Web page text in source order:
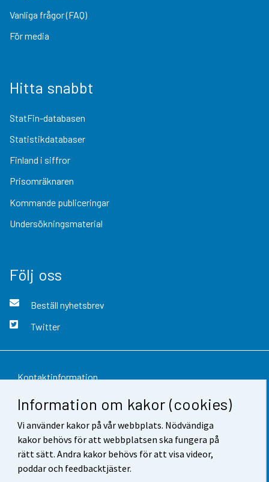
Information om kakor (cookies)
Vi använder kakor på vår webbplats. Nödvändiga
kakor behövs för att webbplatsen ska fungera på
rätt sätt. Andra kakor behövs för att visa videor,
poddar och feedbacktjäster.
Vanliga frågor (FAQ)
För media
Hitta snabbt
StatFin-databasen
Statistikdatabaser
Finland i siffror
Prisomräknaren
Kommande publiceringar
Undersökningsmaterial
Följ oss
Beställ nyhetsbrev
Twitter
Kontaktinformation
Respons
Användarvillkor
Dataskydd
Tillgänglighet